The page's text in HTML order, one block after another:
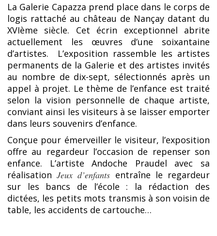
La Galerie Capazza prend place dans le corps de
logis rattaché au château de Nançay datant du
XVIème siècle. Cet écrin exceptionnel abrite
actuellement les œuvres d’une soixantaine
d’artistes. L’exposition rassemble les artistes
permanents de la Galerie et des artistes invités
au nombre de dix-sept, sélectionnés après un
appel à projet. Le thème de l’enfance est traité
selon la vision personnelle de chaque artiste,
conviant ainsi les visiteurs à se laisser emporter
dans leurs souvenirs d’enfance.
Conçue pour émerveiller le visiteur, l’exposition
offre au regardeur l’occasion de repenser son
enfance. L’artiste Andoche Praudel avec sa
réalisationJeux d’enfants entraîne le regardeur
sur les bancs de l’école : la rédaction des
dictées, les petits mots transmis à son voisin de
table, les accidents de cartouche…